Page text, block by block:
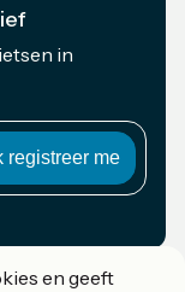
in
en geeft